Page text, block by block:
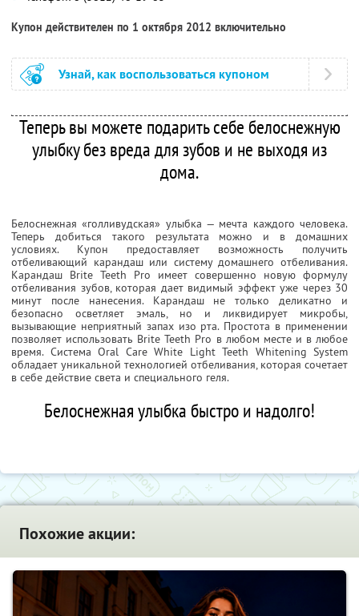
Купон действителен по 1 октября 2012 включительно
Узнай, как воспользоваться купоном
Теперь вы можете подарить себе белоснежную
улыбку без вреда для зубов и не выходя из
дома.
Белоснежная «голливудская» улыбка — мечта каждого человека.
Теперь добиться такого результата можно и в домашних
условиях. Купон предоставляет возможность получить
отбеливающий карандаш или систему домашнего отбеливания.
Карандаш Brite Teeth Pro имеет совершенно новую формулу
отбеливания зубов, которая дает видимый эффект уже через 30
минут после нанесения. Карандаш не только деликатно и
безопасно осветляет эмаль, но и ликвидирует микробы,
вызывающие неприятный запах изо рта. Простота в применении
позволяет использовать Brite Teeth Pro в любом месте и в любое
время. Система Oral Care White Light Teeth Whitening System
обладает уникальной технологией отбеливания, которая сочетает
в себе действие света и специального геля.
Белоснежная улыбка быстро и надолго!
Похожие акции: